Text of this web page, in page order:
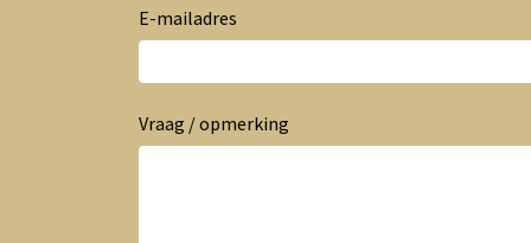
E-mailadres
Vraag / opmerking